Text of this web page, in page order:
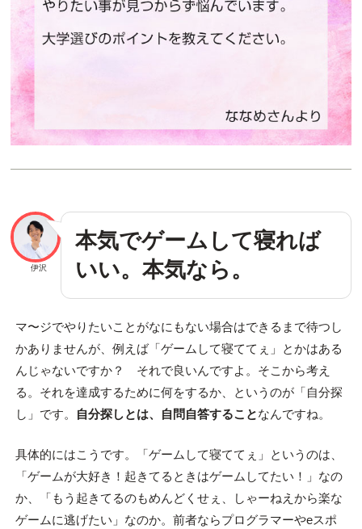
伊沢
本気でゲームして寝れば
いい。本気なら。
マ〜ジでやりたいことがなにもない場合はできるまで待つし
かありませんが、例えば「ゲームして寝ててぇ」とかはある
んじゃないですか？ それで良いんですよ。そこから考え
る。それを達成するために何をするか、というのが「自分探
し」です。
自分探しとは、自問自答することなんですね。
具体的にはこうです。「ゲームして寝ててぇ」というのは、
「ゲームが大好き！起きてるときはゲームしてたい！」なの
か、「もう起きてるのもめんどくせぇ、しゃーねえから楽な
ゲームに逃げたい」なのか。前者ならプログラマーやeスポ